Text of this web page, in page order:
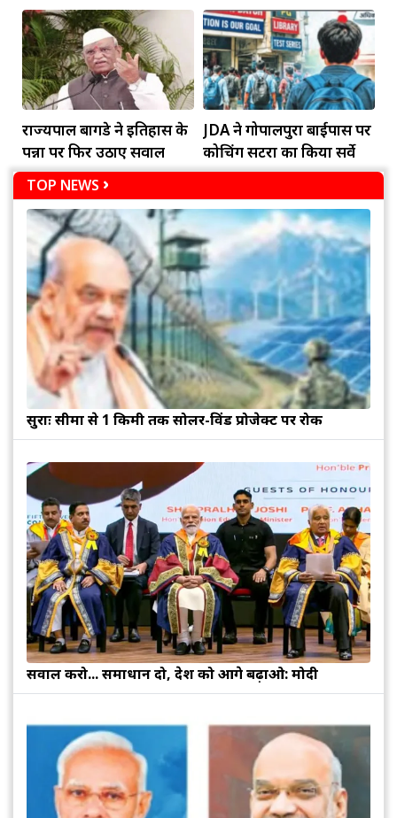
की हालत गंभीर
राज्यपाल बागडे ने इतिहास के
पन्नों पर फिर उठाए सवाल
JDA ने गोपालपुरा बाईपास पर
कोचिंग सेंटरों का किया सर्वे
TOP NEWS
सुरक्षाः सीमा से 1 किमी तक सोलर-विंड प्रोजेक्ट पर रोक
सवाल करो... समाधान दो, देश को आगे बढ़ाओ: मोदी